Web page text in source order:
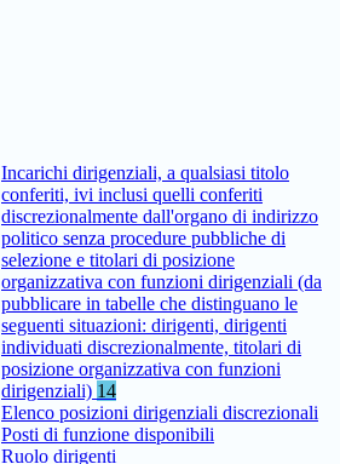
Incarichi dirigenziali, a qualsiasi titolo
conferiti, ivi inclusi quelli conferiti
discrezionalmente dall'organo di indirizzo
politico senza procedure pubbliche di
selezione e titolari di posizione
organizzativa con funzioni dirigenziali (da
pubblicare in tabelle che distinguano le
seguenti situazioni: dirigenti, dirigenti
individuati discrezionalmente, titolari di
posizione organizzativa con funzioni
dirigenziali) 14
Elenco posizioni dirigenziali discrezionali
Posti di funzione disponibili
Ruolo dirigenti